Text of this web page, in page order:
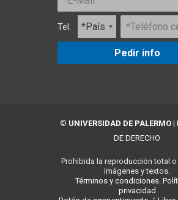
Tel.
Pedir info
© UNIVERSIDAD DE PALERMO |
DE DERECHO
Prohibida la reproducción total
imágenes y textos.
Términos y condiciones.
privacidad